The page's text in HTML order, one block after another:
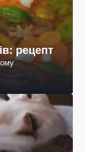
рецепт